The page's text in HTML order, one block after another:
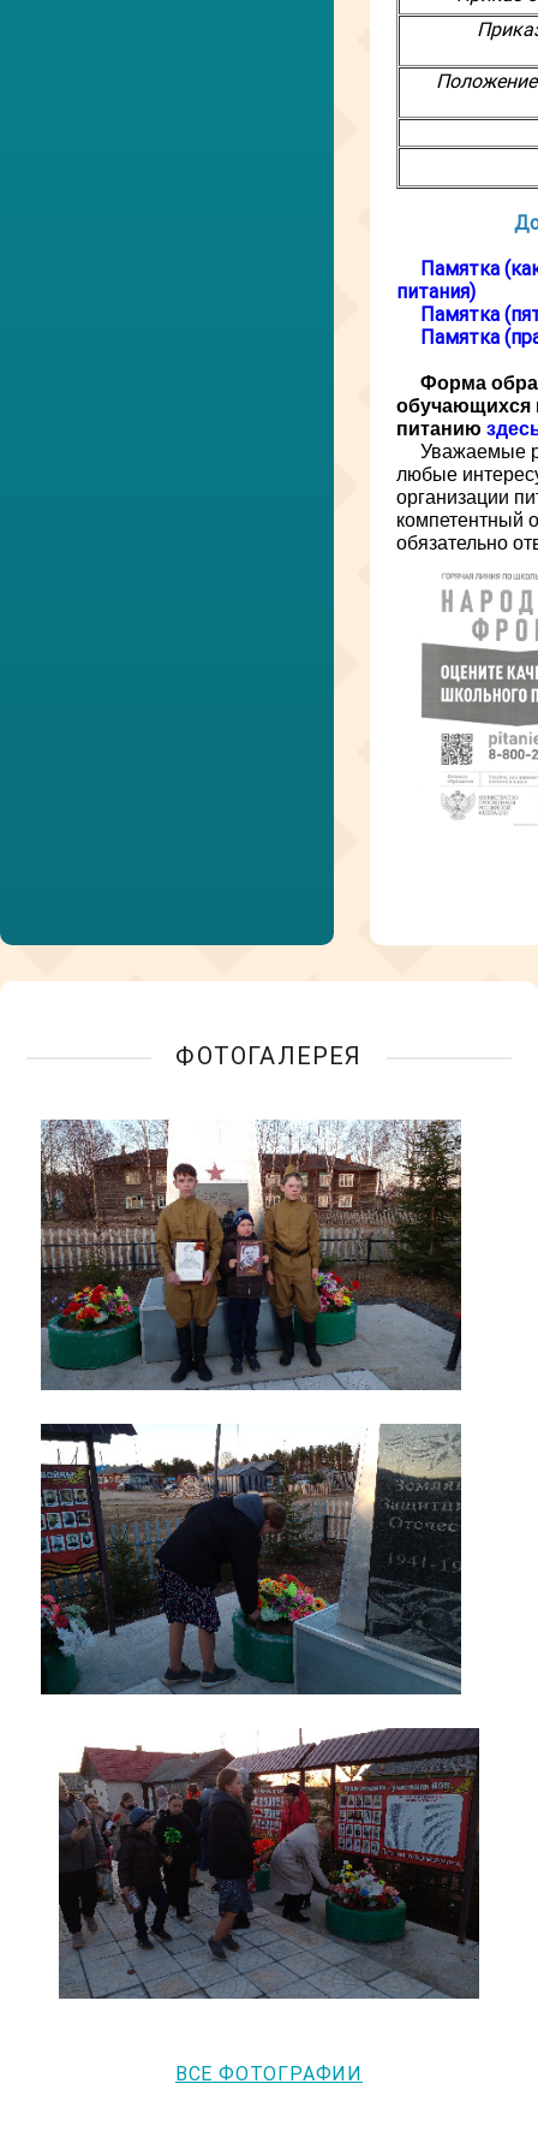
Памятка
питания)
Памятка
Памятка
Форма
обучающихся
питанию
Уважаемые
любые
организации
компетентный
обязательно
ФОТОГАЛЕРЕЯ
ВСЕ ФОТОГРАФИИ